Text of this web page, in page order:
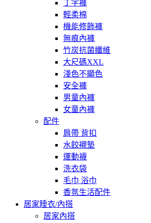
丁字褲
輕柔棉
機能修飾褲
無痕內褲
竹炭抗菌纖維
大尺碼XXL
淺色不顯色
安全褲
男童內褲
女童內褲
配件
肩帶 背扣
水餃襯墊
運動襪
洗衣袋
毛巾 浴巾
香氛生活配件
居家睡衣/內搭
居家內搭